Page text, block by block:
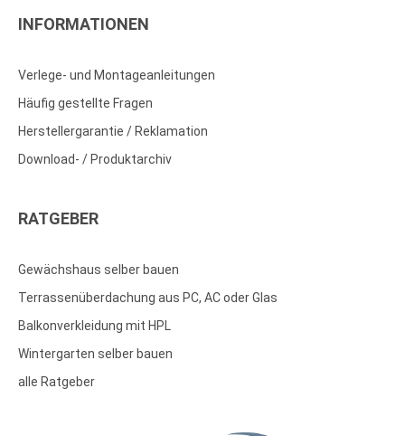
INFORMATIONEN
Verlege- und Montageanleitungen
Häufig gestellte Fragen
Herstellergarantie / Reklamation
Download- / Produktarchiv
RATGEBER
Gewächshaus selber bauen
Terrassenüberdachung aus PC, AC oder Glas
Balkonverkleidung mit HPL
Wintergarten selber bauen
alle Ratgeber